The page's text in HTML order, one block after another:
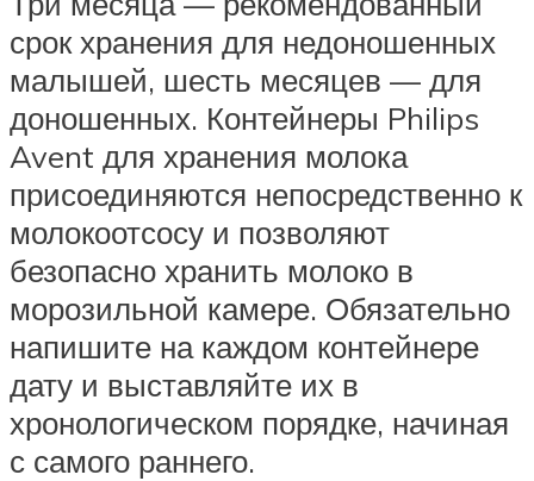
срок хранения для недоношенных
малышей, шесть месяцев — для
доношенных. Контейнеры Philips
Avent для хранения молока
присоединяются непосредственно к
молокоотсосу и позволяют
безопасно хранить молоко в
морозильной камере. Обязательно
напишите на каждом контейнере
дату и выставляйте их в
хронологическом порядке, начиная
с самого раннего.